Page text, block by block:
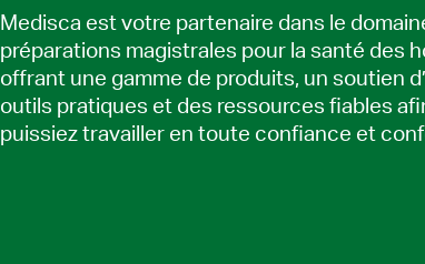
Medisca est votre partenaire dans le
préparations magistrales pour la santé des
offrant une gamme de produits, un soutien
outils pratiques et des ressources fiables
puissiez travailler en toute confiance et